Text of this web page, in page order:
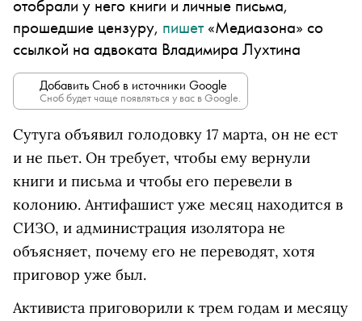
отобрали у него книги и личные письма,
прошедшие цензуру, пишет«Медиазона» со
ссылкой на адвоката Владимира Лухтина
Добавить Сноб в источники Google
Сноб будет чаще появляться у вас в Google.
Сутуга объявил голодовку 17 марта, он не ест
и не пьет. Он требует, чтобы ему вернули
книги и письма и чтобы его перевели в
колонию. Антифашист уже месяц находится в
СИЗО, и администрация изолятора не
объясняет, почему его не переводят, хотя
приговор уже был.
Активиста приговорили к трем годам и месяцу